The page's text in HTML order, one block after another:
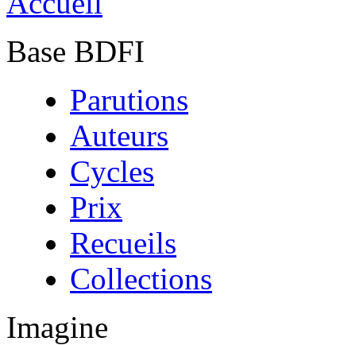
Base BDFI
Parutions
Auteurs
Cycles
Prix
Recueils
Collections
Imagine